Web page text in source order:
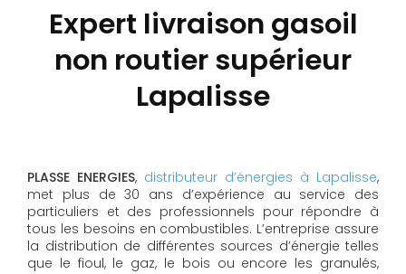
Expert livraison gasoil
non routier supérieur
Lapalisse
PLASSE ENERGIES, distributeur d’énergies à Lapalisse,
met plus de 30 ans d’expérience au service des
particuliers et des professionnels pour répondre à
tous les besoins en combustibles. L’entreprise assure
la distribution de différentes sources d’énergie telles
que le fioul, le gaz, le bois ou encore les granulés,